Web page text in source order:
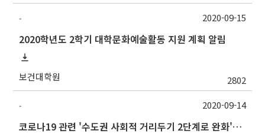
-
2020학년도 2학기 대학문화예술활동 지원 계획 알림
보건대학원 2802
2020-09-15
-
코로나19 관련 '수도권 사회적 거리두기 2단계로 완화'에 따른 방역 조치 조정 방안 등 안내
2020-09-14